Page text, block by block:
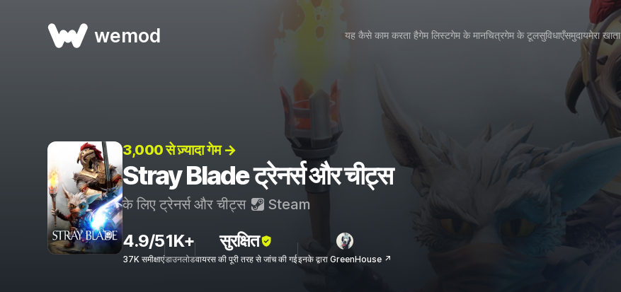
wemod यह कैसे काम करता हैगेम लिस्टगेम के मानचित्रगेम के टूलसुविधाएँसमुदायमेरा खाता
3,000 से ज़्यादा गेम →
Stray Blade ट्रेनर्स और चीट्स
के लिए ट्रेनर्स और चीट्स Steam
4.9/5
37K समीक्षाएं
1K+
डाउनलोड
सुरक्षित
वायरस की पूरी तरह से जांच की गईइनके द्वारा GreenHouse ↗